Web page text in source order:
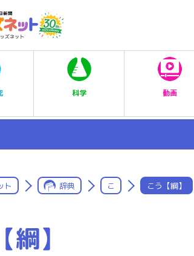
科学 動画
ト 辞典 こ こう【綱】
綱】